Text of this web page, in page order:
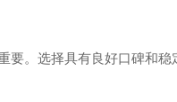
选择具有良好口碑和稳